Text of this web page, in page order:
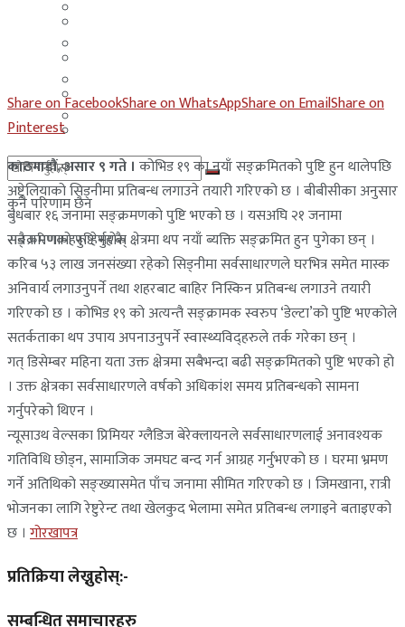
साउदी अरब
कुनै परिणाम छैन
सबै परिणामहरू हेर्नुहोस्
युएई
साउदी अरब
Share on FacebookShare on WhatsAppShare on EmailShare on
Pinterest
काठमाडौं, असार ९ गते । कोभिड १९ का नयाँ सङ्क्रमितको पुष्टि हुन थालेपछि
अष्ट्रेलियाको सिड्नीमा प्रतिबन्ध लगाउने तयारी गरिएको छ । बीबीसीका अनुसार
बुधबार १६ जनामा सङ्क्रमणको पुष्टि भएको छ । यसअघि २१ जनामा
सङ्क्रमणको पुष्टि भएकै क्षेत्रमा थप नयाँ ब्यक्ति सङ्क्रमित हुन पुगेका छन् ।
करिब ५३ लाख जनसंख्या रहेको सिड्नीमा सर्वसाधारणले घरभित्र समेत मास्क
अनिवार्य लगाउनुपर्ने तथा शहरबाट बाहिर निस्किन प्रतिबन्ध लगाउने तयारी
गरिएको छ । कोभिड १९ को अत्यन्तै सङ्क्रामक स्वरुप ‘डेल्टा’को पुष्टि भएकोले
सतर्कताका थप उपाय अपनाउनुपर्ने स्वास्थ्यविद्हरुले तर्क गरेका छन् ।
गत् डिसेम्बर महिना यता उक्त क्षेत्रमा सबैभन्दा बढी सङ्क्रमितको पुष्टि भएको हो
। उक्त क्षेत्रका सर्वसाधारणले वर्षको अधिकांश समय प्रतिबन्धको सामना
गर्नुपरेको थिएन ।
न्यूसाउथ वेल्सका प्रिमियर ग्लैडिज बेरेक्लायनले सर्वसाधारणलाई अनावश्यक
गतिविधि छोड्न, सामाजिक जमघट बन्द गर्न आग्रह गर्नुभएको छ । घरमा भ्रमण
गर्ने अतिथिको सङ्ख्यासमेत पाँच जनामा सीमित गरिएको छ । जिमखाना, रात्री
भोजनका लागि रेष्टुरेन्ट तथा खेलकुद भेलामा समेत प्रतिबन्ध लगाइने बताइएको
छ । गोरखापत्र
प्रतिक्रिया लेख्नुहोस्:-